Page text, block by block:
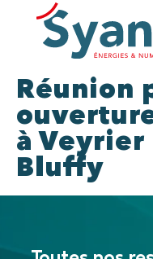
Réunion
à Veyrier
Bluffy